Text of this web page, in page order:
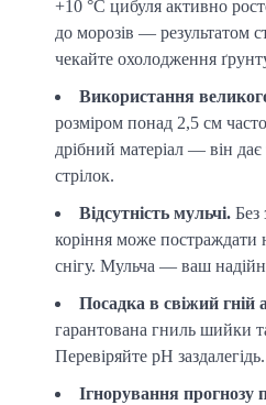
+10 °C цибуля активно
до морозів — результатом
чекайте охолодження
Використання
розміром понад 2,5 см
дрібний матеріал — він
стрілок.
Відсутність мульчі. Без
коріння може постраждати
снігу. Мульча — ваш
Посадка в свіжий гній
гарантована гниль шийки
Перевіряйте pH заздалегідь.
Ігнорування прогнозу